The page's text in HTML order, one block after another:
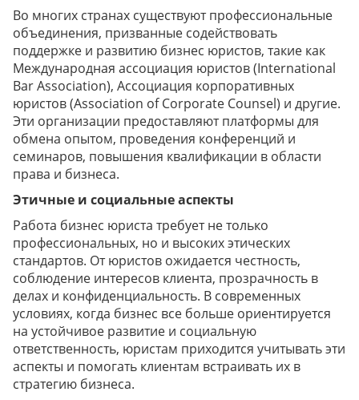
Во многих странах существуют профессиональные
объединения, призванные содействовать
поддержке и развитию бизнес юристов, такие как
Международная ассоциация юристов (International
Bar Association), Ассоциация корпоративных
юристов (Association of Corporate Counsel) и другие.
Эти организации предоставляют платформы для
обмена опытом, проведения конференций и
семинаров, повышения квалификации в области
права и бизнеса.
Этичные и социальные аспекты
Работа бизнес юриста требует не только
профессиональных, но и высоких этических
стандартов. От юристов ожидается честность,
соблюдение интересов клиента, прозрачность в
делах и конфиденциальность. В современных
условиях, когда бизнес все больше ориентируется
на устойчивое развитие и социальную
ответственность, юристам приходится учитывать эти
аспекты и помогать клиентам встраивать их в
стратегию бизнеса.